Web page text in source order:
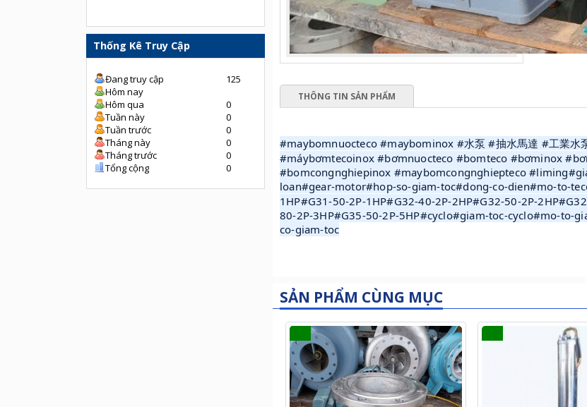
Thống Kê Truy Cập
Đang truy cập
125
Hôm nay
Hôm qua
0
Tuần này
0
Tuần trước
0
Tháng này
0
Tháng trước
0
Tổng cộng
0
THÔNG TIN SẢN PHẨM
#maybomnuocteco #maybominox #水泵 #抽水馬達 #工業
#máybơmtecoinox #bơmnuocteco #bomteco #bơminox
#bomcongnghiepinox #maybomcongnghiepteco
loan#gear-motor#hop-so-giam-toc#dong-co-dien#mo-to-
1HP#G31-50-2P-1HP#G32-40-2P-2HP#G32-50-2P-
80-2P-3HP#G35-50-2P-5HP#cyclo#giam-toc-cyclo#mo-to-
co-giam-toc
SẢN PHẨM CÙNG MỤC